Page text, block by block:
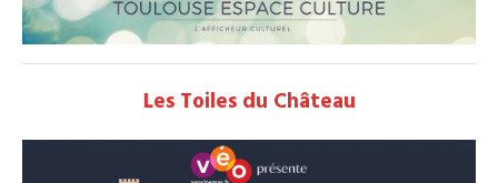
Les Toiles du Château